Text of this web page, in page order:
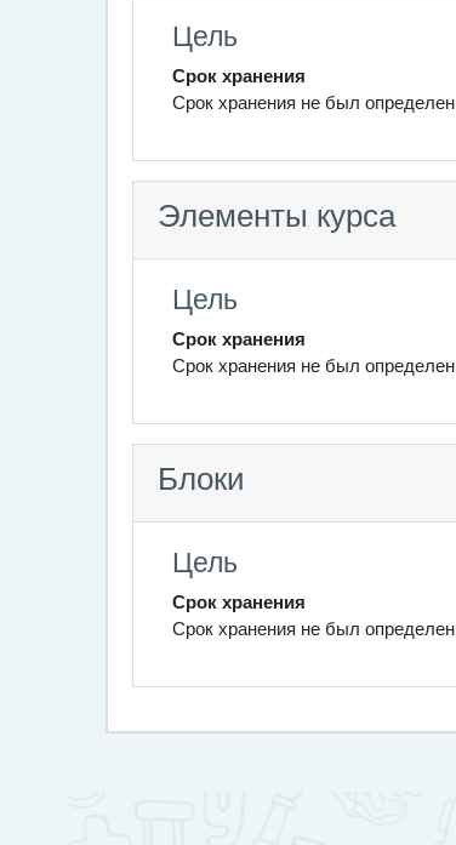
Цель
Срок хранения
Срок хранения не был определен
Элементы курса
Цель
Срок хранения
Срок хранения не был определен
Блоки
Цель
Срок хранения
Срок хранения не был определен